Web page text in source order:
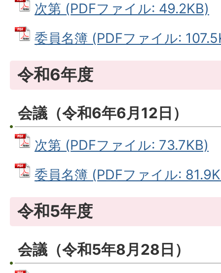
次第 (PDFファイル: 49.2KB)
委員名簿 (PDFファイル:
令和6年度
会議（令和6年6月12日）
次第 (PDFファイル: 73.7KB)
委員名簿 (PDFファイル:
令和5年度
会議（令和5年8月28日）